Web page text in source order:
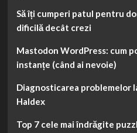
Să îți cumperi patul pentru
dificilă decât crezi
Mastodon WordPress: cum
instanțe (când ai nevoie)
Diagnosticarea problemelor
Haldex
Top 7 cele mai îndrăgite